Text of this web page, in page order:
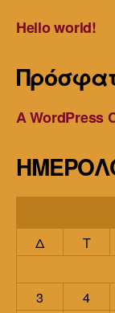
Hello world!
A WordPress
Δ
Τ
3
4